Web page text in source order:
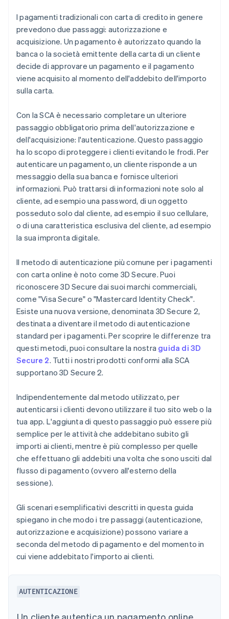
I pagamenti tradizionali con carta di credito in genere
prevedono due passaggi: autorizzazione e
acquisizione. Un pagamento è autorizzato quando la
banca o la società emittente della carta di un cliente
decide di approvare un pagamento e il pagamento
viene acquisito al momento dell'addebito dell'importo
sulla carta.
Con la SCA è necessario completare un ulteriore
passaggio obbligatorio prima dell'autorizzazione e
dell'acquisizione: l'autenticazione. Questo passaggio
ha lo scopo di proteggere i clienti evitando le frodi. Per
autenticare un pagamento, un cliente risponde a un
messaggio della sua banca e fornisce ulteriori
informazioni. Può trattarsi di informazioni note solo al
cliente, ad esempio una password, di un oggetto
posseduto solo dal cliente, ad esempio il suo cellulare,
o di una caratteristica esclusiva del cliente, ad esempio
la sua impronta digitale.
Il metodo di autenticazione più comune per i pagamenti
con carta online è noto come 3D Secure. Puoi
riconoscere 3D Secure dai suoi marchi commerciali,
come "Visa Secure" o "Mastercard Identity Check".
Esiste una nuova versione, denominata 3D Secure 2,
destinata a diventare il metodo di autenticazione
standard per i pagamenti. Per scoprire le differenze tra
questi metodi, puoi consultare la nostra guida di 3D
Secure 2. Tutti i nostri prodotti conformi alla SCA
supportano 3D Secure 2.
Indipendentemente dal metodo utilizzato, per
autenticarsi i clienti devono utilizzare il tuo sito web o la
tua app. L'aggiunta di questo passaggio può essere più
semplice per le attività che addebitano subito gli
importi ai clienti, mentre è più complesso per quelle
che effettuano gli addebiti una volta che sono usciti dal
flusso di pagamento (ovvero all'esterno della
sessione).
Gli scenari esemplificativi descritti in questa guida
spiegano in che modo i tre passaggi (autenticazione,
autorizzazione e acquisizione) possono variare a
seconda del metodo di pagamento e del momento in
cui viene addebitato l'importo ai clienti.
AUTENTICAZIONE